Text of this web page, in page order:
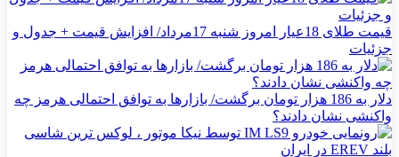
قیمت طلای 18عیار امروز شنبه 17مرداد/ افزایش قیمت + جدول و
جزئیات
دلار به 186 هزار تومان برگشت/ بازارها به توافق احتمالی هرمز چه
واکنشی نشان دادند؟